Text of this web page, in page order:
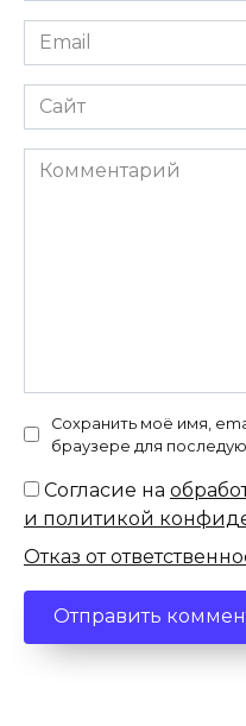
Email
*
Сайт
Комментарий
Сохранить моё имя,
браузере для
Согласие на
и политикой
Отказ от